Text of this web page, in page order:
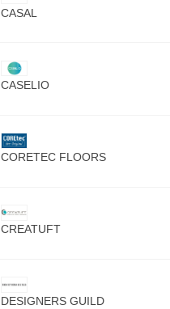
CASAL
CASELIO
CORETEC FLOORS
CREATUFT
DESIGNERS GUILD